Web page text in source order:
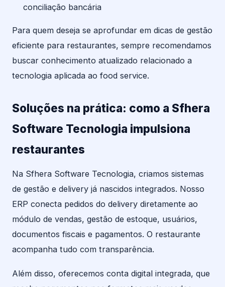
conciliação bancária
Para quem deseja se aprofundar em dicas de gestão
eficiente para restaurantes, sempre recomendamos
buscar conhecimento atualizado relacionado a
tecnologia aplicada ao food service.
Soluções na prática: como a Sfhera
Software Tecnologia impulsiona
restaurantes
Na Sfhera Software Tecnologia, criamos sistemas
de gestão e delivery já nascidos integrados. Nosso
ERP conecta pedidos do delivery diretamente ao
módulo de vendas, gestão de estoque, usuários,
documentos fiscais e pagamentos. O restaurante
acompanha tudo com transparência.
Além disso, oferecemos conta digital integrada, que